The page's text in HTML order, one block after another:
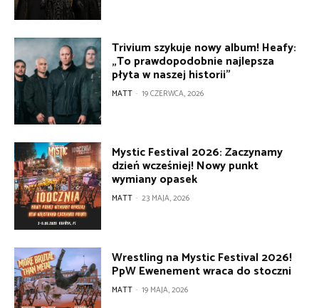
Trivium szykuje nowy album! Heafy:
„To prawdopodobnie najlepsza
płyta w naszej historii”
MATT - 19 CZERWCA, 2026
Mystic Festival 2026: Zaczynamy
dzień wcześniej! Nowy punkt
wymiany opasek
MATT - 23 MAJA, 2026
Wrestling na Mystic Festival 2026!
PpW Ewenement wraca do stoczni
MATT - 19 MAJA, 2026